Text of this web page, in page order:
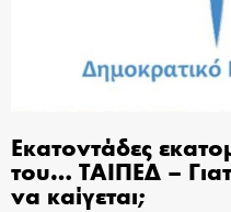
Εκατοντάδες
του… ΤΑΙΠΕΔ –
να καίγεται;